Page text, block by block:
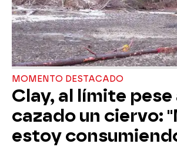
MOMENTO DESTACADO
Clay, al límite pese
cazado un ciervo:
estoy